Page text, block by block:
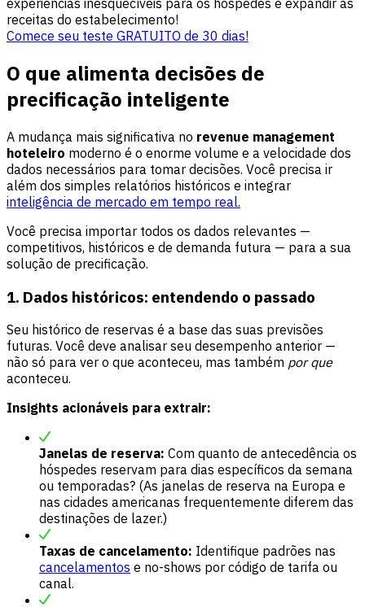
experiências inesquecíveis para os hóspedes e expandir as
receitas do estabelecimento!
Comece seu teste GRATUITO de 30 dias!
O que alimenta decisões de
precificação inteligente
A mudança mais significativa no revenue management
hoteleiro moderno é o enorme volume e a velocidade dos
dados necessários para tomar decisões. Você precisa ir
além dos simples relatórios históricos e integrar
inteligência de mercado em tempo real.
Você precisa importar todos os dados relevantes —
competitivos, históricos e de demanda futura — para a sua
solução de precificação.
1. Dados históricos: entendendo o passado
Seu histórico de reservas é a base das suas previsões
futuras. Você deve analisar seu desempenho anterior —
não só para ver o que aconteceu, mas também por que
aconteceu.
Insights acionáveis para extrair:
Janelas de reserva: Com quanto de antecedência os
hóspedes reservam para dias específicos da semana
ou temporadas? (As janelas de reserva na Europa e
nas cidades americanas frequentemente diferem das
destinações de lazer.)
Taxas de cancelamento: Identifique padrões nas
cancelamentos e no-shows por código de tarifa ou
canal.